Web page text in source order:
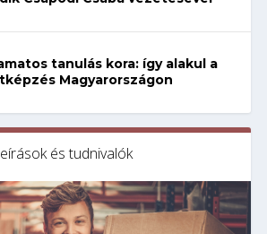
tanulás kora: így alakul a
Magyarországon
és tudnivalók